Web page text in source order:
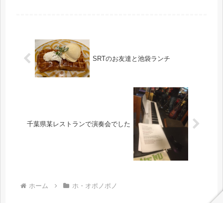
SRTのお友達と池袋ランチ
千葉県某レストランで演奏会でした
ホーム ホ・オポノポノ